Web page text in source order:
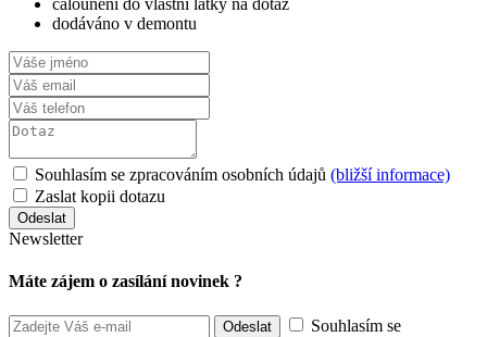
čalounění do vlastní látky na dotaz
dodáváno v demontu
Souhlasím se zpracováním osobních údajů (bližší informace)
Zaslat kopii dotazu
Newsletter
Máte zájem o zasílání novinek ?
Souhlasím se